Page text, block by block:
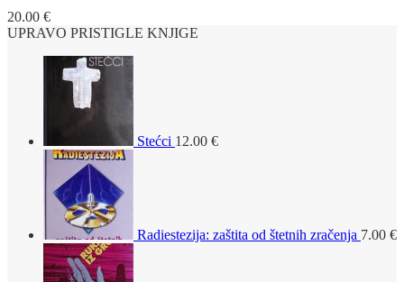
20.00 €
UPRAVO PRISTIGLE KNJIGE
Stećci 12.00 €
Radiestezija: zaštita od štetnih zračenja 7.00 €